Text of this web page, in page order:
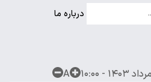
درباره ما
A